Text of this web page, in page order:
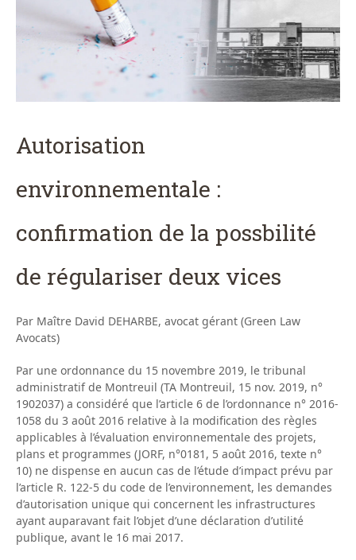
Autorisation
environnementale :
confirmation de la possbilité
de régulariser deux vices
Par Maître David DEHARBE, avocat gérant (Green Law
Avocats)
Par une ordonnance du 15 novembre 2019, le tribunal
administratif de Montreuil (TA Montreuil, 15 nov. 2019, n°
1902037) a considéré que l’article 6 de l’ordonnance n° 2016-
1058 du 3 août 2016 relative à la modification des règles
applicables à l’évaluation environnementale des projets,
plans et programmes (JORF, n°0181, 5 août 2016, texte n°
10) ne dispense en aucun cas de l’étude d’impact prévu par
l’article R. 122-5 du code de l’environnement, les demandes
d’autorisation unique qui concernent les infrastructures
ayant auparavant fait l’objet d’une déclaration d’utilité
publique, avant le 16 mai 2017.